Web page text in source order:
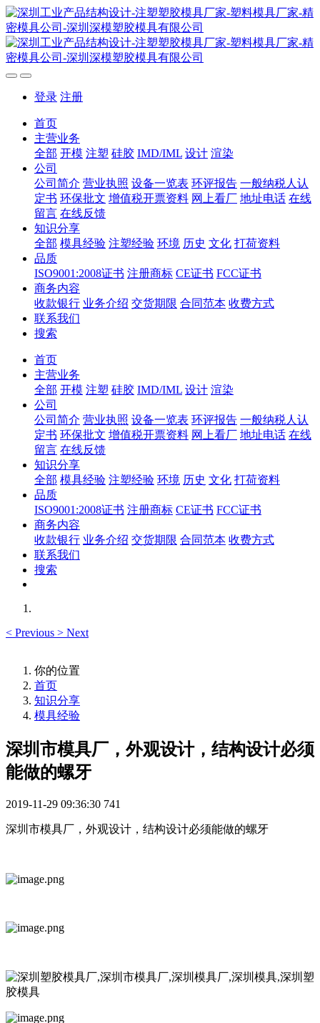
登录 注册
首页
主营业务
全部 开模 注塑 硅胶 IMD/IML 设计 渲染
公司
公司简介 营业执照 设备一览表 环评报告 一般纳税人认
定书 环保批文 增值税开票资料 网上看厂 地址电话 在线
留言 在线反馈
知识分享
全部 模具经验 注塑经验 环境 历史 文化 打荷资料
品质
ISO9001:2008证书 注册商标 CE证书 FCC证书
商务内容
收款银行 业务介绍 交货期限 合同范本 收费方式
联系我们
搜索
首页
主营业务
全部 开模 注塑 硅胶 IMD/IML 设计 渲染
公司
公司简介 营业执照 设备一览表 环评报告 一般纳税人认
定书 环保批文 增值税开票资料 网上看厂 地址电话 在线
留言 在线反馈
知识分享
全部 模具经验 注塑经验 环境 历史 文化 打荷资料
品质
ISO9001:2008证书 注册商标 CE证书 FCC证书
商务内容
收款银行 业务介绍 交货期限 合同范本 收费方式
联系我们
搜索
< Previous > Next
你的位置
首页
知识分享
模具经验
深圳市模具厂，外观设计，结构设计必须
能做的螺牙
2019-11-29 09:36:30 741
深圳市模具厂，外观设计，结构设计必须能做的螺牙